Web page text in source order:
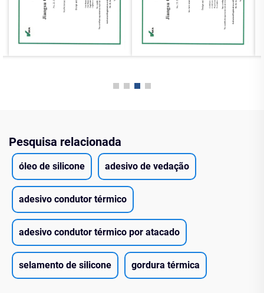
Pesquisa relacionada
óleo de silicone adesivo de vedação
adesivo condutor térmico
adesivo condutor térmico por atacado
selamento de silicone gordura térmica